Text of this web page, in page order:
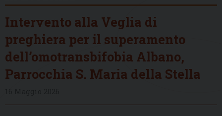
Intervento alla Veglia di
preghiera per il superamento
dell’omotransbifobia Albano,
Parrocchia S. Maria della Stella